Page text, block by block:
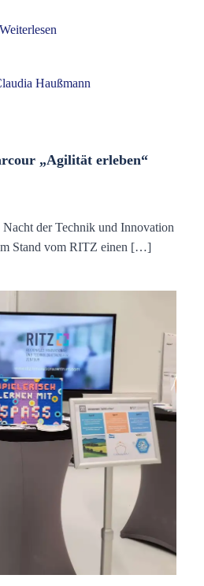
Weiterlesen
Haußmann
„Agilität erleben“
der Technik und Innovation
Stand vom RITZ einen […]